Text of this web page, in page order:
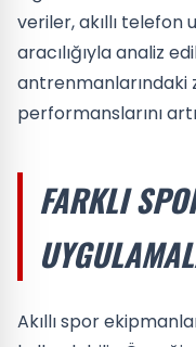
veriler, akıllı telefon
aracılığıyla analiz
antrenmanlarındaki
performanslarını
FARKLI
Akıllı spor